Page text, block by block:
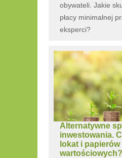
obywateli. Jakie
płacy minimalnej
eksperci?
Alternatywne
inwestowania.
lokat i papierów
wartościowych?